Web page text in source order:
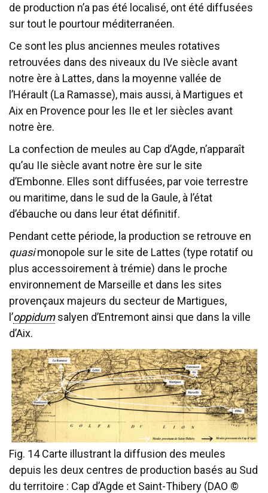
de production n’a pas été localisé, ont été diffusées
sur tout le pourtour méditerranéen.
Ce sont les plus anciennes meules rotatives
retrouvées dans des niveaux du IVe siècle avant
notre ère à Lattes, dans la moyenne vallée de
l’Hérault (La Ramasse), mais aussi, à Martigues et
Aix en Provence pour les IIe et Ier siècles avant
notre ère.
La confection de meules au Cap d’Agde, n’apparaît
qu’au IIe siècle avant notre ère sur le site
d’Embonne. Elles sont diffusées, par voie terrestre
ou maritime, dans le sud de la Gaule, à l’état
d’ébauche ou dans leur état définitif.
Pendant cette période, la production se retrouve en
quasimonopole sur le site de Lattes (type rotatif ou
plus accessoirement à trémie) dans le proche
environnement de Marseille et dans les sites
provençaux majeurs du secteur de Martigues,
l’oppidumsalyen d’Entremont ainsi que dans la ville
d’Aix.
Fig. 14 Carte illustrant la diffusion des meules
depuis les deux centres de production basés au Sud
du territoire : Cap d’Agde et Saint-Thibery (DAO ©